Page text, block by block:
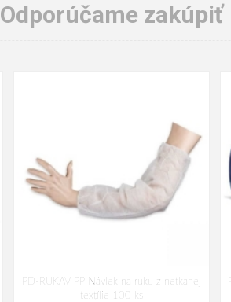
Odporúčame zakúpiť
PD-RUKAV PP Návlek na ruku z netkanej
textílie 100 ks